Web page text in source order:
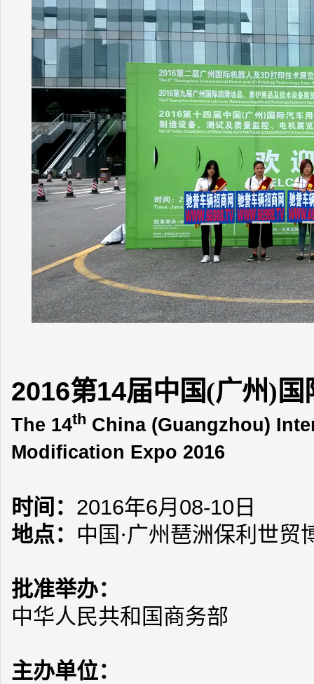
2016第14届中国(广州)
The 14th China (Guangzhou)
Modification Expo 2016
时间： 2016年6月 08-10 日
地点： 中国·广州琶洲保利世贸
批准举办：
中华人民共和国商务部
主办单位：